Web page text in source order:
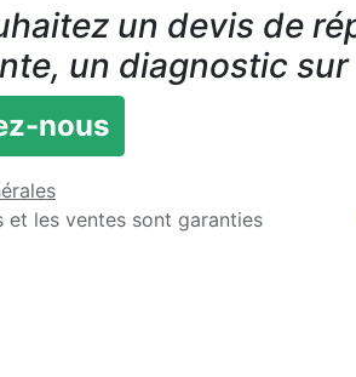
un devis de
un diagnostic
nous
et les ventes sont garanties